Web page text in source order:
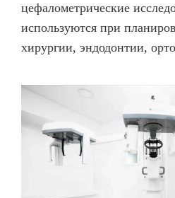
цефалометрические
используются при
хирургии, эндодонтии,